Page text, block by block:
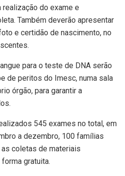
do exame e
Também deverão apresentar
e certidão de nascimento, no
para o teste de DNA serão
de peritos do Imesc, numa sala
órgão, para garantir a
545 exames no total, em
a dezembro, 100 famílias
coletas de materiais
gratuita.